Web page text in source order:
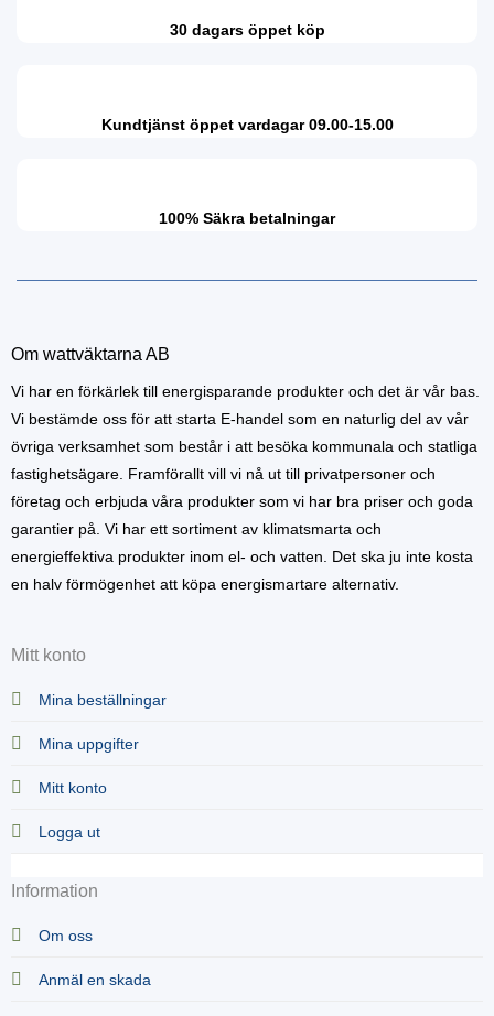
30 dagars öppet köp
Kundtjänst öppet vardagar 09.00-15.00
100% Säkra betalningar
Om wattväktarna AB
Vi har en förkärlek till energisparande produkter och det är vår bas.
Vi bestämde oss för att starta E-handel som en naturlig del av vår
övriga verksamhet som består i att besöka kommunala och statliga
fastighetsägare. Framförallt vill vi nå ut till privatpersoner och
företag och erbjuda våra produkter som vi har bra priser och goda
garantier på. Vi har ett sortiment av klimatsmarta och
energieffektiva produkter inom el- och vatten. Det ska ju inte kosta
en halv förmögenhet att köpa energismartare alternativ.
Mitt konto
Mina beställningar
Mina uppgifter
Mitt konto
Logga ut
Information
Om oss
Anmäl en skada